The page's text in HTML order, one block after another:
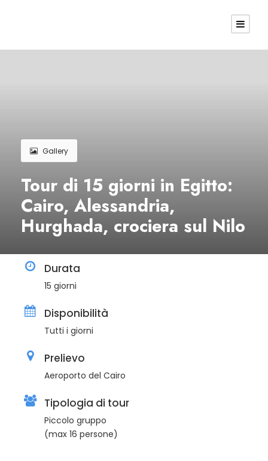
Gallery
Tour di 15 giorni in Egitto:
Cairo, Alessandria,
Hurghada, crociera sul Nilo
Durata
15 giorni
Disponibilità
Tutti i giorni
Prelievo
Aeroporto del Cairo
Tipologia di tour
Piccolo gruppo
(max 16 persone)